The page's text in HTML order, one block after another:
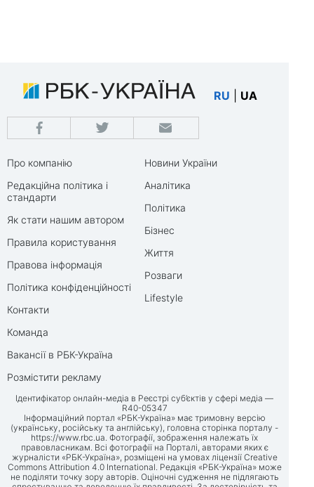
RU UA
Про компанію
Редакційна політика і
стандарти
Як стати нашим автором
Правила користування
Правова інформація
Політика конфіденційності
Контакти
Команда
Вакансії в РБК-Україна
Розмістити рекламу
Новини України
Аналітика
Політика
Бізнес
Життя
Розваги
Lifestyle
Ідентифікатор онлайн-медіа в Реєстрі суб’єктів у сфері медіа —
R40-05347
Інформаційний портал «РБК-Україна» має тримовну версію
(українську, російську та англійську), головна сторінка порталу -
https://www.rbc.ua. Фотографії, зображення належать їх
правовласникам. Всі фотографії на Порталі, авторами яких є
журналісти «РБК-Україна», розміщені на умовах ліцензії Creative
Commons Attribution 4.0 International. Редакція «РБК-Україна» може
не поділяти точку зору авторів. Оціночні судження не підлягають